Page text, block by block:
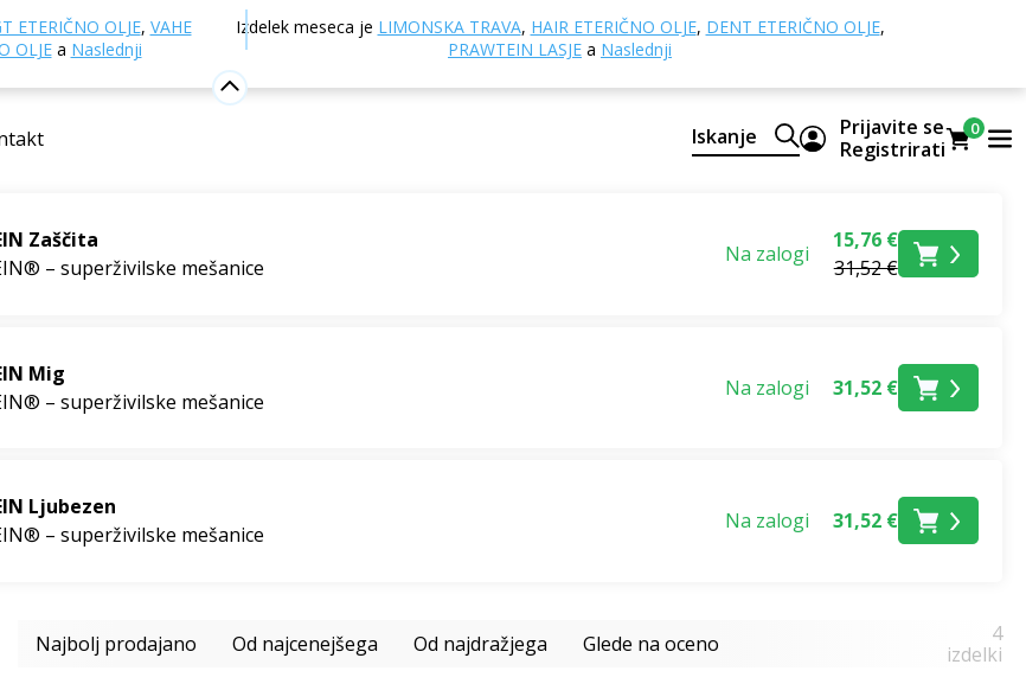
ETERIČNO OLJE, VAHE
OLJEa Naslednji
Izdelek meseca je LIMONSKA TRAVA, HAIR ETERIČNO OLJE, DENT ETERIČNO OLJE,
PRAWTEIN LASJE a Naslednji
Iskanje
Prijavite se
Registrirati
0
Prehrana in prehranska dopolnila
mešanice
Za sprostitev in večerni mir
mir
Zaščita
– superživilske mešanice
Na zalogi
15,76 €
31,52 €
Mig
– superživilske mešanice
Na zalogi 31,52 €
Ljubezen
– superživilske mešanice
Na zalogi 31,52 €
Najbolj prodajano Od najcenejšega Od najdražjega Glede na oceno
4
izdelki